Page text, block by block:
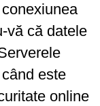
vă că datele
este
online